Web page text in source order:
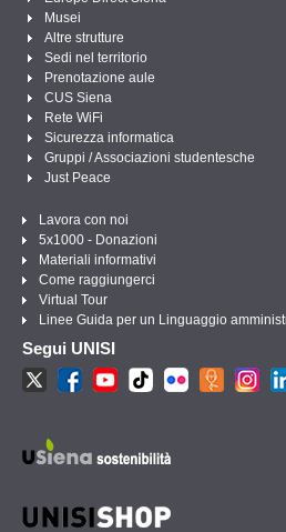
Musei
Altre strutture
Sedi nel territorio
Prenotazione aule
CUS Siena
Rete WiFi
Sicurezza informatica
Gruppi / Associazioni studentesche
Just Peace
Lavora con noi
5x1000 - Donazioni
Materiali informativi
Come raggiungerci
Virtual Tour
Linee Guida per un Linguaggio
Segui UNISI